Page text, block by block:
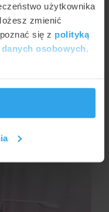
użytkownika
zmienić
się z polityką
osobowych
i
Informacje o tym, jak
partnerom
podczas
laserowego